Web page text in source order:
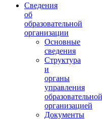
Сведения
об
образовательной
организации
Основные
сведения
Структура
и
органы
управления
образовательной
организацией
Документы